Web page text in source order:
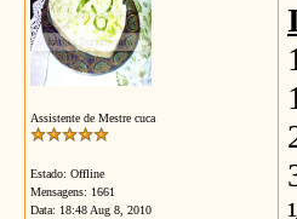
Assistente de Mestre cuca
Estado: Offline
Mensagens: 1661
Data: 18:48 Aug 8, 2010
1
1